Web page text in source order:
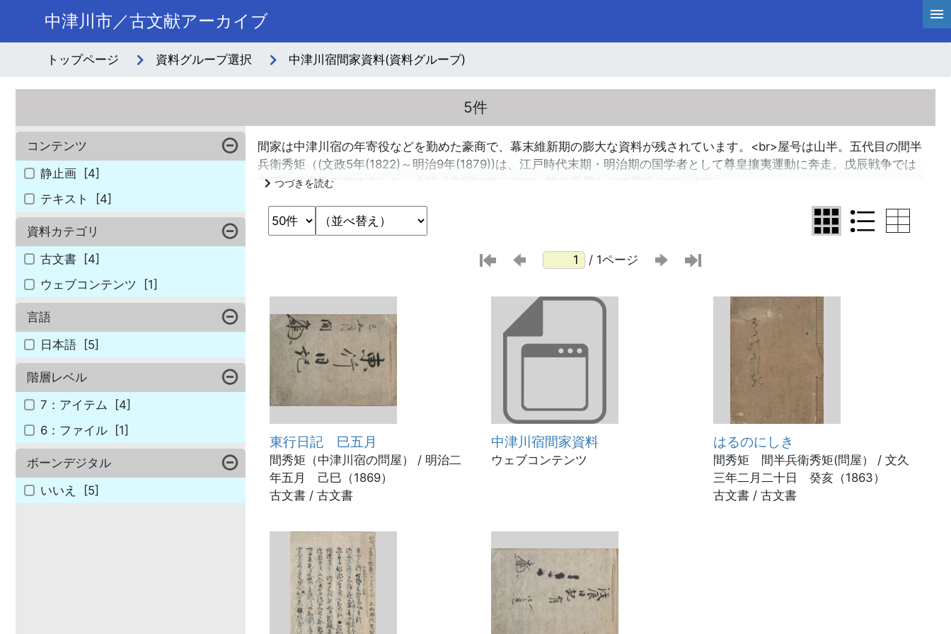
中津川市／古文献アーカイブ
トップページ 資料グループ選択 中津川宿間家資料(資料グループ)
5件
コンテンツ
静止画 [4]
テキスト
[4]
資料カテゴリ
古文書 [4]
ウェブコンテンツ
[1]
言語
日本語 [5]
階層レベル
7：アイテム
[4]
6：ファイル [1]
ボーンデジタル
いいえ
[5]
間家は中津川宿の年寄役などを勤めた豪商で、幕末維新期の膨大な資料が残されています。<br>屋号は山半。五代目の間半
兵衛秀矩（(文政5年(1822)～明治9年(1879))は、江戸時代末期・明治期の国学者として尊皇攘夷運動に奔走。戊辰戦争では
官軍の嚮導役を務めました。小説『夜明け前』では、蜂谷香蔵として登場しています。
/ 1ページ
東行日記 巳五月
間秀矩（中津川宿の問屋） / 明治二
年五月 己巳（1869）
古文書 / 古文書
中津川宿間家資料
ウェブコンテンツ
はるのにしき
間秀矩 間半兵衛秀矩(問屋） / 文久
三年二月二十日 癸亥（1863）
古文書 / 古文書